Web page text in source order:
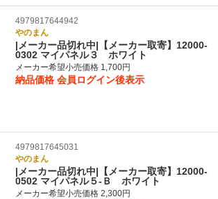
4979817644942
やのまん
|メーカー品切れ中|【メーカー取寄】12000-
0302 マイパネル３ ホワイト
メーカー希望小売価格 1,700円
納品価格 会員ログイン後表示
4979817645031
やのまん
|メーカー品切れ中|【メーカー取寄】12000-
0502 マイパネル５‐Ｂ ホワイト
メーカー希望小売価格 2,300円